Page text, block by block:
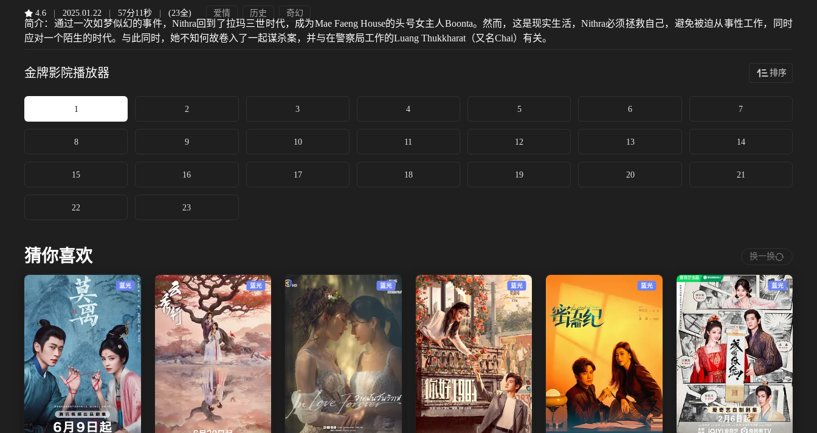
4.6 2025.01.22 57分11秒 (23全) 爱情 历史 奇幻
简介： 通过一次如梦似幻的事件，Nithra回到了拉玛三世时代，成为Mae Faeng House的头号女主人Boonta。然而，这是现实生活，Nithra必须拯救自己，避免被迫从事性工作，同时
应对一个陌生的时代。与此同时，她不知何故卷入了一起谋杀案，并与在警察局工作的Luang Thukkharat（又名Chai）有关。
金牌影院播放器 排序
1 2 3 4 5 6 7
8 9 10 11 12 13 14
15 16 17 18 19 20 21
22 23
猜你喜欢 换一换
蓝光 蓝光 蓝光 蓝光 蓝光 蓝光